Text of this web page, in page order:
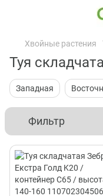
Хвойные растения
Туя
Западная
Фильтр